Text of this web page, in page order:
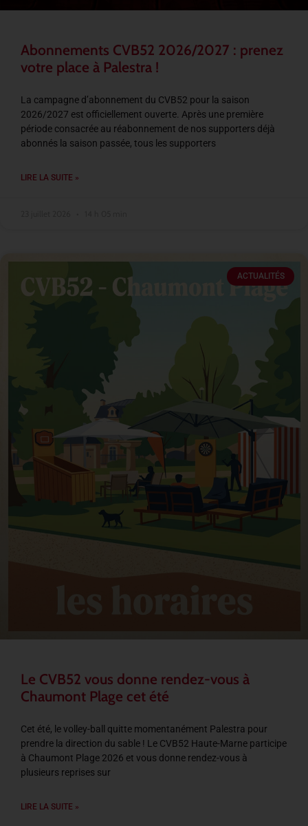
Abonnements CVB52 2026/2027 : prenez
votre place à Palestra !
La campagne d’abonnement du CVB52 pour la saison
2026/2027 est officiellement ouverte. Après une première
période consacrée au réabonnement de nos supporters déjà
abonnés la saison passée, tous les supporters
LIRE LA SUITE »
ACTUALITÉS
Le CVB52 vous donne rendez-vous à
Chaumont Plage cet été
Cet été, le volley-ball quitte momentanément Palestra pour
prendre la direction du sable ! Le CVB52 Haute-Marne participe
à Chaumont Plage 2026 et vous donne rendez-vous à
plusieurs reprises sur
LIRE LA SUITE »